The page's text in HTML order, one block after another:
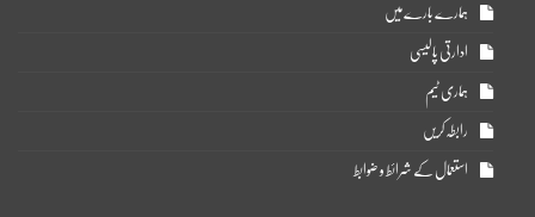
ہمارے بارے میں
ادارتی پالیسی
ہماری ٹیم
رابطہ کریں
استعمال کے شرائط و ضوابط